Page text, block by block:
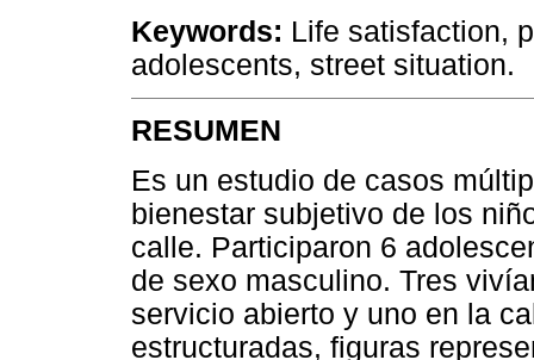
Keywords: Life satisfaction,
adolescents, street situation.
RESUMEN
Es un estudio de casos
bienestar subjetivo de los
calle. Participaron 6
de sexo masculino. Tres
servicio abierto y uno en la
estructuradas, figuras